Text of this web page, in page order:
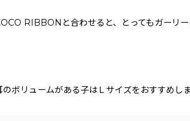
RIBBONと合わせると、とってもガーリー
ボリュームがある子はＬサイズをおすすめしま